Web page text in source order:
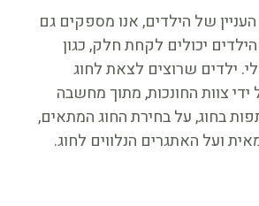
של הילדים, אנו מספקים גם
יכולים לקחת חלק, כגון
ילדים שרוצים לצאת לחוג
ידי צוות החונכות, מתוך מחשבה
בחוג, על בחירת החוג המתאים,
ועל האתגרים הנלווים לחוג.